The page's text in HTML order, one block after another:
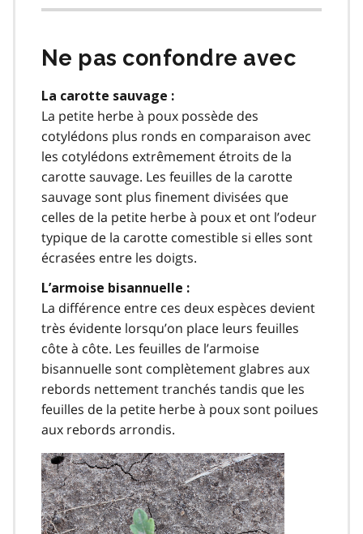
Ne pas confondre avec
La carotte sauvage :
La petite herbe à poux possède des
cotylédons plus ronds en comparaison avec
les cotylédons extrêmement étroits de la
carotte sauvage. Les feuilles de la carotte
sauvage sont plus finement divisées que
celles de la petite herbe à poux et ont l’odeur
typique de la carotte comestible si elles sont
écrasées entre les doigts.
L’armoise bisannuelle :
La différence entre ces deux espèces devient
très évidente lorsqu’on place leurs feuilles
côte à côte. Les feuilles de l’armoise
bisannuelle sont complètement glabres aux
rebords nettement tranchés tandis que les
feuilles de la petite herbe à poux sont poilues
aux rebords arrondis.